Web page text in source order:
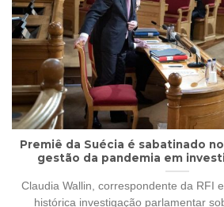
Premiê da Suécia é sabatinado
gestão da pandemia em
Claudia Wallin, correspondente da RFI
histórica investigação parlamentar